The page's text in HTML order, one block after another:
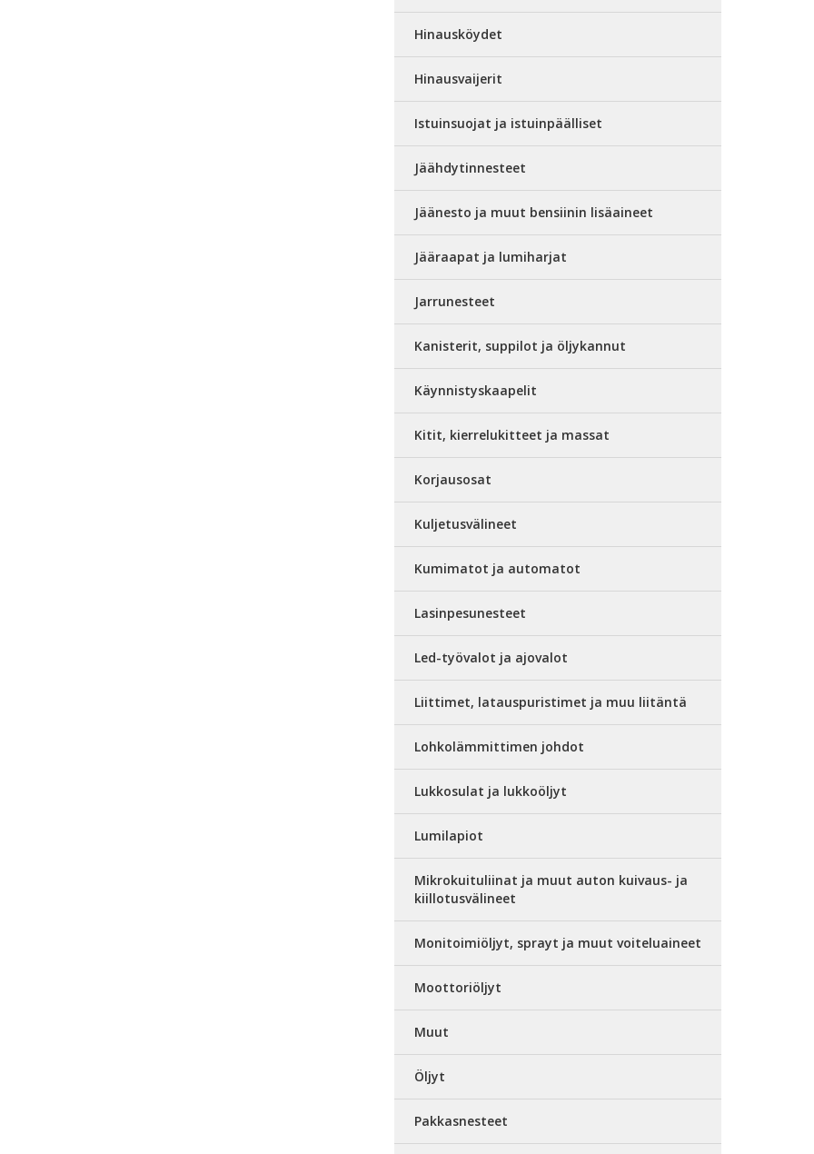
Hinausköydet
Hinausvaijerit
Istuinsuojat ja istuinpäälliset
Jäähdytinnesteet
Jäänesto ja muut bensiinin lisäaineet
Jääraapat ja lumiharjat
Jarrunesteet
Kanisterit, suppilot ja öljykannut
Käynnistyskaapelit
Kitit, kierrelukitteet ja massat
Korjausosat
Kuljetusvälineet
Kumimatot ja automatot
Lasinpesunesteet
Led-työvalot ja ajovalot
Liittimet, latauspuristimet ja muu liitäntä
Lohkolämmittimen johdot
Lukkosulat ja lukkoöljyt
Lumilapiot
Mikrokuituliinat ja muut auton kuivaus- ja
kiillotusvälineet
Monitoimiöljyt, sprayt ja muut voiteluaineet
Moottoriöljyt
Muut
Öljyt
Pakkasnesteet